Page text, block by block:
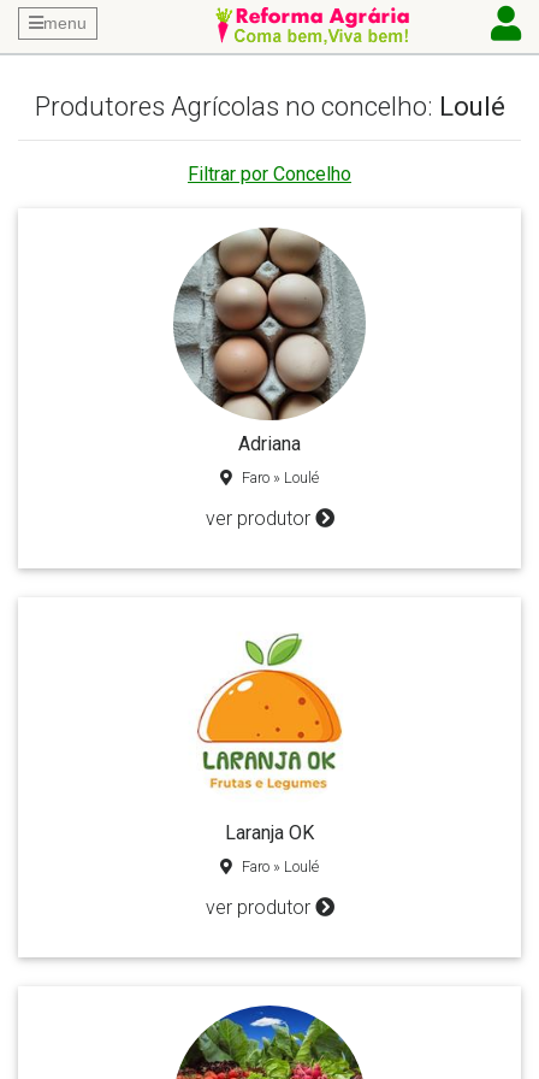
menu
Produtores Agrícolas no concelho: Loulé
Filtrar por Concelho
Adriana
Faro » Loulé
ver produtor
Laranja OK
Faro » Loulé
ver produtor